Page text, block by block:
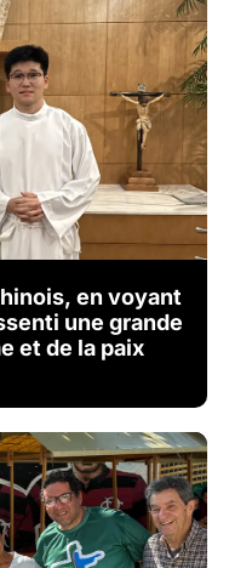
en voyant
une grande
et de la paix